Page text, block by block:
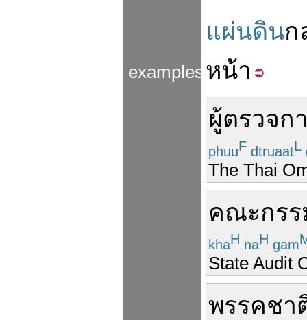
examples
แผ่นดินก
หน้า
ผู้ตรวจก
phuuF dtruaatL
The Thai
คณะกรร
khaH naH gam
State Audit
พรรคชา